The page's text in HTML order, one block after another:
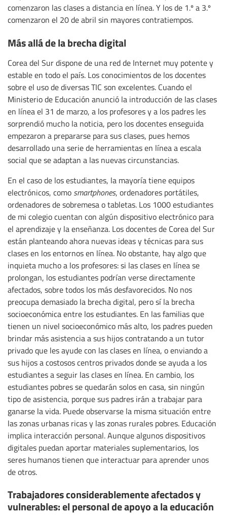
comenzaron las clases a distancia en línea. Y los de 1.º a 3.º
comenzaron el 20 de abril sin mayores contratiempos.
Más allá de la brecha digital
Corea del Sur dispone de una red de Internet muy potente y
estable en todo el país. Los conocimientos de los docentes
sobre el uso de diversas TIC son excelentes. Cuando el
Ministerio de Educación anunció la introducción de las clases
en línea el 31 de marzo, a los profesores y a los padres les
sorprendió mucho la noticia, pero los docentes enseguida
empezaron a prepararse para sus clases, pues hemos
desarrollado una serie de herramientas en línea a escala
social que se adaptan a las nuevas circunstancias.
En el caso de los estudiantes, la mayoría tiene equipos
electrónicos, como smartphones, ordenadores portátiles,
ordenadores de sobremesa o tabletas. Los 1000 estudiantes
de mi colegio cuentan con algún dispositivo electrónico para
el aprendizaje y la enseñanza. Los docentes de Corea del Sur
están planteando ahora nuevas ideas y técnicas para sus
clases en los entornos en línea. No obstante, hay algo que
inquieta mucho a los profesores: si las clases en línea se
prolongan, los estudiantes podrían verse directamente
afectados, sobre todos los más desfavorecidos. No nos
preocupa demasiado la brecha digital, pero sí la brecha
socioeconómica entre los estudiantes. En las familias que
tienen un nivel socioeconómico más alto, los padres pueden
brindar más asistencia a sus hijos contratando a un tutor
privado que les ayude con las clases en línea, o enviando a
sus hijos a costosos centros privados donde se ayuda a los
estudiantes a seguir las clases en línea. En cambio, los
estudiantes pobres se quedarán solos en casa, sin ningún
tipo de asistencia, porque sus padres irán a trabajar para
ganarse la vida. Puede observarse la misma situación entre
las zonas urbanas ricas y las zonas rurales pobres. Educación
implica interacción personal. Aunque algunos dispositivos
digitales puedan aportar materiales suplementarios, los
seres humanos tienen que interactuar para aprender unos
de otros.
Trabajadores considerablemente afectados y
vulnerables: el personal de apoyo a la educación